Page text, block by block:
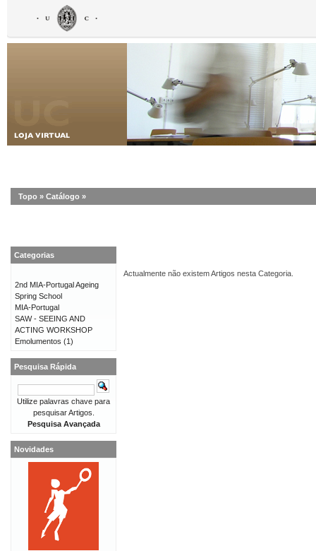
Topo » Catálogo »
Actualmente não existem Artigos nesta Categoria.
Categorias
2nd MIA-Portugal Ageing
Spring School
MIA-Portugal
SAW - SEEING AND
ACTING WORKSHOP
Emolumentos (1)
Pesquisa Rápida
Utilize palavras chave para
pesquisar Artigos.
Pesquisa Avançada
Novidades